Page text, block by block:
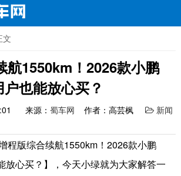
文
航1550km！2026款小鹏
也能放心买？
来源： 蜀车网 作者：高芸枫
新闻
程版综合续航1550km！2026款小鹏
放心买？】，今天小绿就为大家解答一